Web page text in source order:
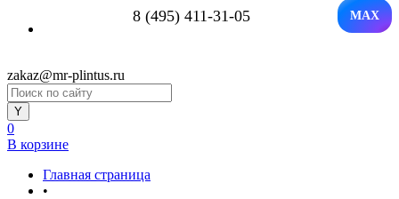
8 (495) 411-31-05 MAX
zakaz@mr-plintus.ru
0
В корзине
Главная страница
•